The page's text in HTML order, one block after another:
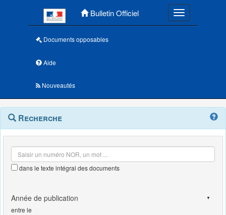
Bulletin Officiel Toggle
Documents opposables
Aide
Nouveautés
Navigation
outils
Menu
contextuel
Recherche
dans le texte intégral des documents
entre le